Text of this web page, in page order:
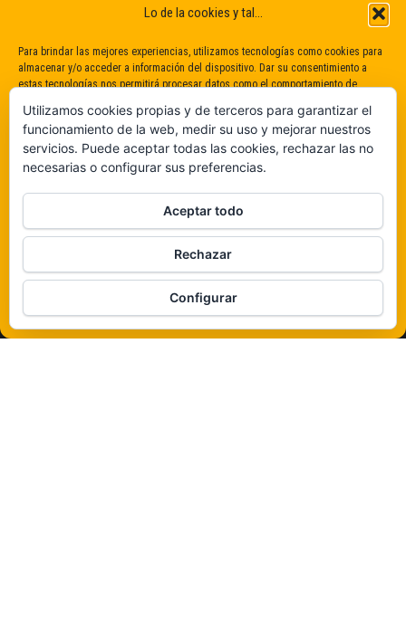
Lo de la cookies y tal...
Para brindar las mejores experiencias, utilizamos tecnologías como cookies para
almacenar y/o acceder a información del dispositivo. Dar su consentimiento a
estas tecnologías nos permitirá procesar datos como el comportamiento de
consentimiento puede afectar negativamente a determinadas características y
funciones.
De ninguna manera
Veámos que hay aquí
Política de cookies
Funciona gracias aWordPress |Tema:Envo Magazine
Utilizamos cookies propias y de terceros para garantizar el
funcionamiento de la web, medir su uso y mejorar nuestros
servicios. Puede aceptar todas las cookies, rechazar las no
necesarias o configurar sus preferencias.
Aceptar todo
Rechazar
Configurar